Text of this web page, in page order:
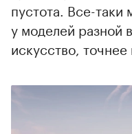
пустота. Все-таки
у моделей разной
искусство, точнее